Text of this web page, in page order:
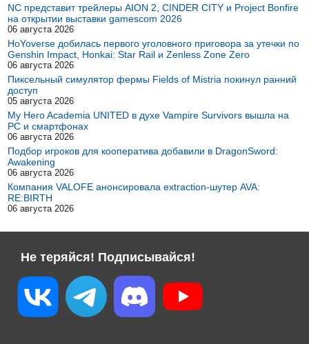
NC представит трейлеры AION 2, CINDER CITY и Project Bonfire
на открытии выставки gamescom 2026
06 августа 2026
HoYoverse добилась первого уголовного приговора за утечки по
Genshin Impact, Honkai: Star Rail и Zenless Zone Zero
06 августа 2026
Пиксельный симулятор фермы Fields of Mistria покинул ранний
доступ
05 августа 2026
My Hero Academia UNITED в духе Vampire Survivors вышла на
PC и смартфонах
06 августа 2026
Подбор игроков для кооператива добавили в DragonSword:
Awakening
06 августа 2026
Компания VALOFE анонсировала extraction-шутер AVA:
RE:BIRTH
06 августа 2026
Не теряйся! Подписывайся!